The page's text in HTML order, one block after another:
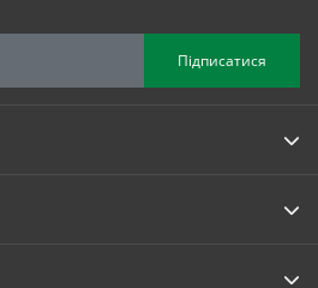
Підписатися